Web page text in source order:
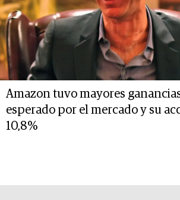
Amazon tuvo mayores
esperado por el mercado y su
10,8%